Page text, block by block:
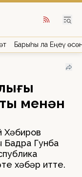
Барыһы ла Еңеү
менән
Хәбиров
Бадра Гунба
хәбәр итте.